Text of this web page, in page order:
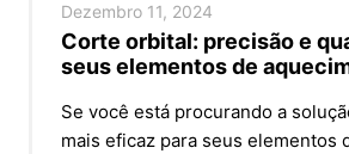
Dezembro 11, 2024
Corte orbital: precisão e
seus elementos de
Se você está procurando a
mais eficaz para seus elementos